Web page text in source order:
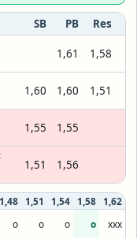
SB PB Res
1,61 1,58
1,60 1,60 1,51
1,55 1,55
1,51 1,56
1,48 1,51 1,54 1,58
1,62
o o o o xxx